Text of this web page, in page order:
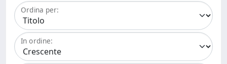
Ordina per:
In ordine: